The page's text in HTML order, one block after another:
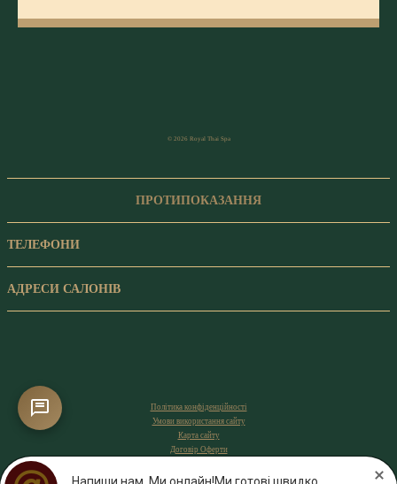
© 2026 Royal Thai Spa
ПРОТИПОКАЗАННЯ
ТЕЛЕФОНИ
АДРЕСИ САЛОНІВ
Політика конфіденційності
Умови використання сайту
Карта сайту
Договір Оферти